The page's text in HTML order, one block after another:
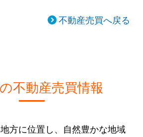
不動産売買へ戻る
不動産売買情報
方に位置し、自然豊かな地域